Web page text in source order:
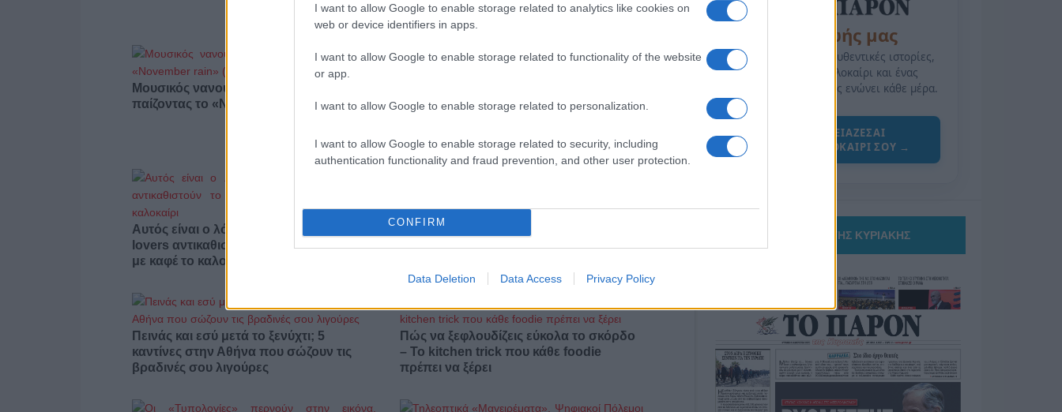
I want to allow Google to enable storage related to analytics like cookies on
web or device identifiers in apps.
I want to allow Google to enable storage related to functionality of the website
or app.
I want to allow Google to enable storage related to personalization.
I want to allow Google to enable storage related to security, including
authentication functionality and fraud prevention, and other user protection.
CONFIRM
Data Deletion Data Access Privacy Policy
5/11/2025
Μουσικός νανουρίζει λιοντάρια
παίζοντας το «November rain» (βίντεο)
Χωνάκι ή κυπελλάκι; Σε αυτά τα 5
είναι…και τα δύο!
Αυτός είναι ο λόγος που οι beauty
lovers αντικαθιστούν το μαύρο μολύβι
με καφέ το καλοκαίρι
Αυτά είναι τα 4 prints στα μαγιό που θα
βλέπεις σε κάθε παραλία φέτος!
Πεινάς και εσύ μετά το ξενύχτι; 5
καντίνες στην Αθήνα που σώζουν τις
βραδινές σου λιγούρες
Πώς να ξεφλουδίζεις εύκολα το σκόρδο
– Το kitchen trick που κάθε foodie
πρέπει να ξέρει
της Ζωής μας
Οι άνθρωποι, οι αυθεντικές ιστορίες,
το ελληνικό καλοκαίρι και ένας
πολιτισμός που μας ενώνει κάθε μέρα.
ΟΣΑ ΧΡΕΙΑΖΕΣΑΙ
ΓΙΑ ΤΟ ΚΑΛΟΚΑΙΡΙ ΣΟΥ →
ΤΟ ΠΑΡΟΝ ΤΗΣ ΚΥΡΙΑΚΗΣ